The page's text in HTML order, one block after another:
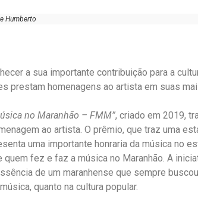
Humberto
a sua importante contribuição para a
prestam homenagens ao artista em suas
no Maranhão – FMM”, criado em 2019,
ao artista. O prêmio, que traz uma
uma importante honraria da música no
quem fez e faz a música no Maranhão. A
de um maranhense que sempre
quanto na cultura popular.